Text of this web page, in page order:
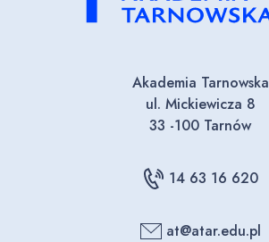
Akademia Tarnowska
ul. Mickiewicza 8
33 -100 Tarnów
14 63 16 620
at@atar.edu.pl